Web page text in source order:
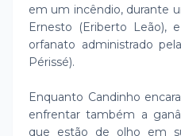
em um incêndio, durante
Ernesto (Eriberto Leão),
orfanato administrado
Périssé).
Enquanto Candinho
enfrentar também a
que estão de olho em